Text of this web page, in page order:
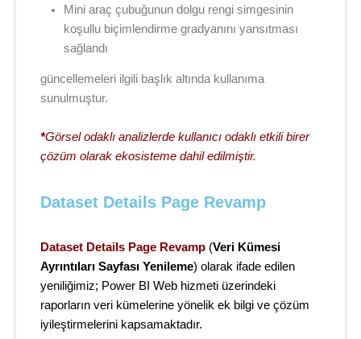
Mini araç çubuğunun dolgu rengi simgesinin
koşullu biçimlendirme gradyanını yansıtması
sağlandı
güncellemeleri ilgili başlık altında kullanıma
sunulmuştur.
*Görsel odaklı analizlerde kullanıcı odaklı etkili birer
çözüm olarak ekosisteme dahil edilmiştir.
Dataset Details Page Revamp
Dataset Details Page Revamp (Veri Kümesi
Ayrıntıları Sayfası Yenileme) olarak ifade edilen
yeniliğimiz; Power BI Web hizmeti üzerindeki
raporların veri kümelerine yönelik ek bilgi ve çözüm
iyileştirmelerini kapsamaktadır.